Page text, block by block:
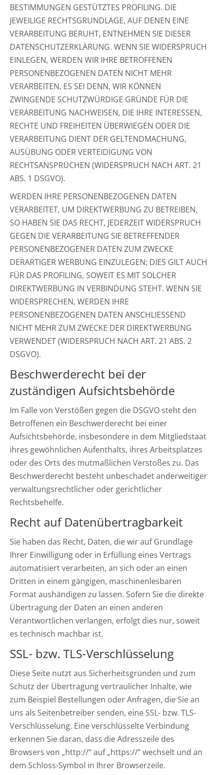
BESTIMMUNGEN GESTÜTZTES PROFILING. DIE
JEWEILIGE RECHTSGRUNDLAGE, AUF DENEN EINE
VERARBEITUNG BERUHT, ENTNEHMEN SIE DIESER
DATENSCHUTZERKLÄRUNG. WENN SIE WIDERSPRUCH
EINLEGEN, WERDEN WIR IHRE BETROFFENEN
PERSONENBEZOGENEN DATEN NICHT MEHR
VERARBEITEN, ES SEI DENN, WIR KÖNNEN
ZWINGENDE SCHUTZWÜRDIGE GRÜNDE FÜR DIE
VERARBEITUNG NACHWEISEN, DIE IHRE INTERESSEN,
RECHTE UND FREIHEITEN ÜBERWIEGEN ODER DIE
VERARBEITUNG DIENT DER GELTENDMACHUNG,
AUSÜBUNG ODER VERTEIDIGUNG VON
RECHTSANSPRÜCHEN (WIDERSPRUCH NACH ART. 21
ABS. 1 DSGVO).
WERDEN IHRE PERSONENBEZOGENEN DATEN
VERARBEITET, UM DIREKTWERBUNG ZU BETREIBEN,
SO HABEN SIE DAS RECHT, JEDERZEIT WIDERSPRUCH
GEGEN DIE VERARBEITUNG SIE BETREFFENDER
PERSONENBEZOGENER DATEN ZUM ZWECKE
DERARTIGER WERBUNG EINZULEGEN; DIES GILT AUCH
FÜR DAS PROFILING, SOWEIT ES MIT SOLCHER
DIREKTWERBUNG IN VERBINDUNG STEHT. WENN SIE
WIDERSPRECHEN, WERDEN IHRE
PERSONENBEZOGENEN DATEN ANSCHLIESSEND
NICHT MEHR ZUM ZWECKE DER DIREKTWERBUNG
VERWENDET (WIDERSPRUCH NACH ART. 21 ABS. 2
DSGVO).
Beschwerde­recht bei der
zuständigen Aufsichts­behörde
Im Falle von Verstößen gegen die DSGVO steht den
Betroffenen ein Beschwerderecht bei einer
Aufsichtsbehörde, insbesondere in dem Mitgliedstaat
ihres gewöhnlichen Aufenthalts, ihres Arbeitsplatzes
oder des Orts des mutmaßlichen Verstoßes zu. Das
Beschwerderecht besteht unbeschadet anderweitiger
verwaltungsrechtlicher oder gerichtlicher
Rechtsbehelfe.
Recht auf Daten­übertrag­barkeit
Sie haben das Recht, Daten, die wir auf Grundlage
Ihrer Einwilligung oder in Erfüllung eines Vertrags
automatisiert verarbeiten, an sich oder an einen
Dritten in einem gängigen, maschinenlesbaren
Format aushändigen zu lassen. Sofern Sie die direkte
Übertragung der Daten an einen anderen
Verantwortlichen verlangen, erfolgt dies nur, soweit
es technisch machbar ist.
SSL- bzw. TLS-Verschlüsselung
Diese Seite nutzt aus Sicherheitsgründen und zum
Schutz der Übertragung vertraulicher Inhalte, wie
zum Beispiel Bestellungen oder Anfragen, die Sie an
uns als Seitenbetreiber senden, eine SSL- bzw. TLS-
Verschlüsselung. Eine verschlüsselte Verbindung
erkennen Sie daran, dass die Adresszeile des
Browsers von „http://“ auf „https://“ wechselt und an
dem Schloss-Symbol in Ihrer Browserzeile.